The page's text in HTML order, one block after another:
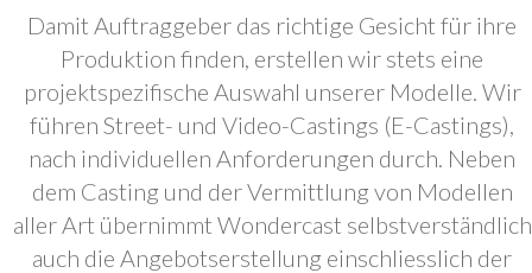
Damit Auftraggeber das richtige Gesicht für ihre
Produktion finden, erstellen wir stets eine
projektspezifische Auswahl unserer Modelle. Wir
führen Street- und Video-Castings (E-Castings),
nach individuellen Anforderungen durch. Neben
dem Casting und der Vermittlung von Modellen
aller Art übernimmt Wondercast selbstverständlich
auch die Angebotserstellung einschliesslich der